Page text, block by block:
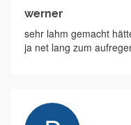
werner
sehr lahm gemacht
ja net lang zum